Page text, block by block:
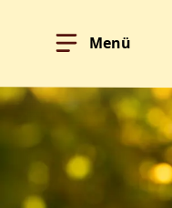
Hoppa till innehållet
Menü